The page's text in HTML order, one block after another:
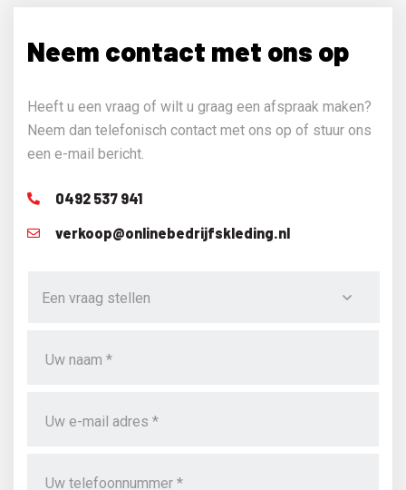
Neem contact met ons op
Heeft u een vraag of wilt u graag een afspraak maken?
Neem dan telefonisch contact met ons op of stuur ons
een e-mail bericht.
0492 537 941
verkoop@onlinebedrijfskleding.nl